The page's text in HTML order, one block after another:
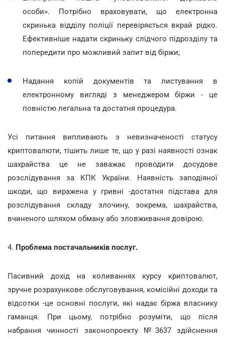
особи». Потрібно враховувати, що електронна
скринька відділу поліції перевіряється вкрай рідко.
Ефективніше надати скриньку слідчого підрозділу та
попередити про можливий запит від біржи;
Надання копій документів та листування в
електронному вигляді з менеджером біржи - це
повністю легальна та достатня процедура.
Усі питання випливають з невизначеності статусу
криптовалюти, тішить лише те, що у разі наявності ознак
шахрайства це не заважає проводити досудове
розслідування за КПК України. Наявність заподіяної
шкоди, що виражена у гривні -достатня підстава для
розслідування складу злочину, зокрема, шахрайства,
вчиненого шляхом обману або зловживання довірою.
4. Проблема постачальників послуг.
Пасивний дохід на коливаннях курсу криптовалют,
зручне розрахункове обслуговування, комісійні доходи та
відсотки -це основні послуги, які надає біржа власнику
гаманця. При цьому, потрібно розуміти, що після
набрання чинності законопроекту №3637 здійснення